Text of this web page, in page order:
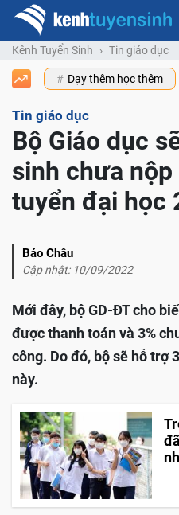
Kênh Tuyển Sinh Tin giáo dục
Dạy thêm học thêm
Tin giáo dục
Bộ Giáo dục
sinh chưa
tuyển đại học
Bảo Châu
Cập nhật: 10/09/2022
Mới đây, bộ GD-ĐT cho
được thanh toán và 3%
công. Do đó, bộ sẽ hỗ trợ
này.